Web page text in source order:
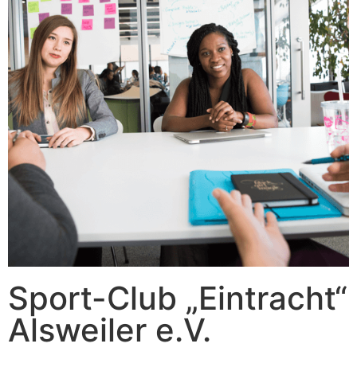
Sport-Club „Eintracht“
Alsweiler e.V.